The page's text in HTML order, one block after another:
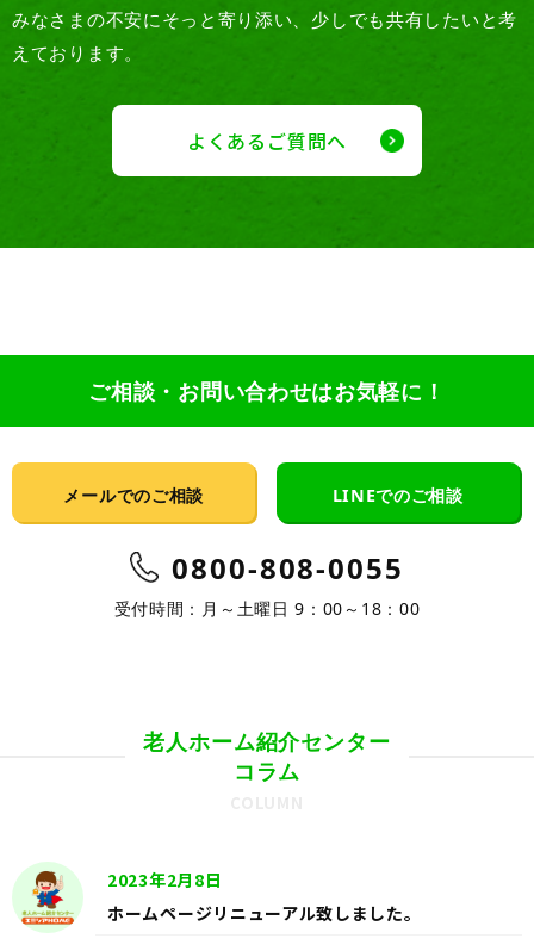
みなさまの不安にそっと寄り添い、少しでも共有したいと考
えております。
よくあるご質問へ
ご相談・お問い合わせはお気軽に！
メールでのご相談 LINEでのご相談
0800-808-0055
受付時間：月～土曜日 9：00～18：00
老人ホーム紹介センター
コラム
2023年2月8日
ホームページリニューアル致しました。